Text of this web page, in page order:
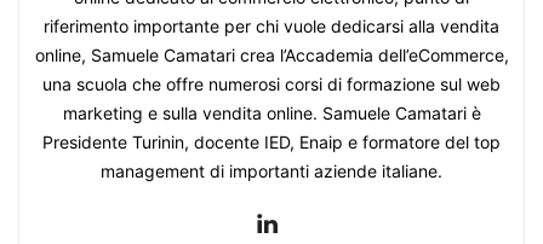
riferimento importante per chi vuole dedicarsi alla vendita
online, Samuele Camatari crea l’Accademia dell’eCommerce,
una scuola che offre numerosi corsi di formazione sul web
marketing e sulla vendita online. Samuele Camatari è
Presidente Turinin, docente IED, Enaip e formatore del top
management di importanti aziende italiane.